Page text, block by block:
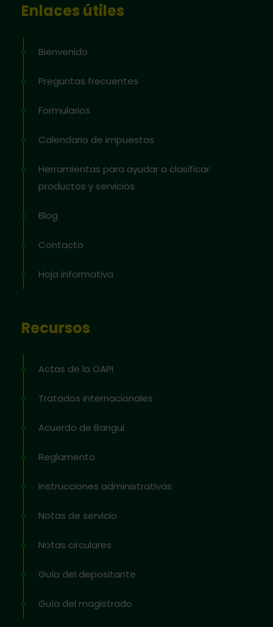
Enlaces útiles
Bienvenido
Preguntas frecuentes
Formularios
Calendario de impuestos
Herramientas para ayudar a clasificar
productos y servicios
Blog
Contacto
Hoja informativa
Recursos
Actas de la OAPI
Tratados internacionales
Acuerdo de Bangui
Reglamento
Instrucciones administrativas
Notas de servicio
Notas circulares
Guía del depositante
Guía del magistrado